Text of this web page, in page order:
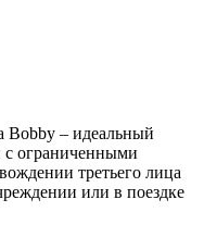
Bobby – идеальный
с ограниченными
третьего лица
или в поездке